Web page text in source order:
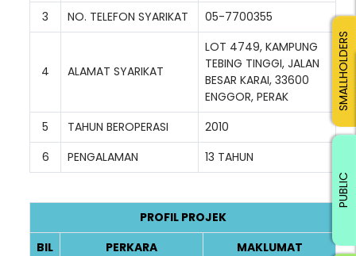
3
NO. TELEFON SYARIKAT 05-7700355
4 ALAMAT SYARIKAT
LOT 4749, KAMPUNG
TEBING TINGGI, JALAN
BESAR KARAI, 33600
ENGGOR, PERAK
5
TAHUN BEROPERASI
2010
6
PENGALAMAN 13 TAHUN
PROFIL PROJEK
BIL
PERKARA MAKLUMAT
SMALLHOLDERS
PUBLIC